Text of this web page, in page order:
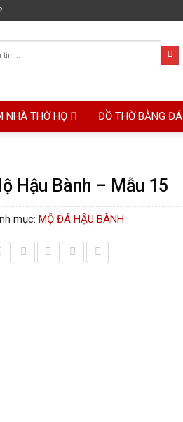
NHÀ THỜ HỌ ĐỒ THỜ BẰNG ĐÁ
Hậu Bành – Mẫu 15
mục: MỘ ĐÁ HẬU BÀNH